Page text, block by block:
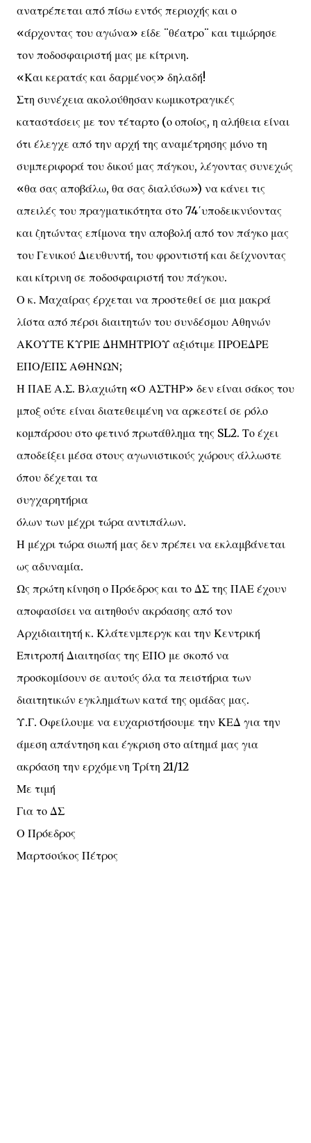
ανατρέπεται από πίσω εντός περιοχής και ο
«άρχοντας του αγώνα» είδε ¨θέατρο¨ και τιμώρησε
τον ποδοσφαιριστή μας με κίτρινη.
«Και κερατάς και δαρμένος» δηλαδή!
Στη συνέχεια ακολούθησαν κωμικοτραγικές
καταστάσεις με τον τέταρτο (ο οποίος, η αλήθεια είναι
ότι έλεγχε από την αρχή της αναμέτρησης μόνο τη
συμπεριφορά του δικού μας πάγκου, λέγοντας συνεχώς
«θα σας αποβάλω, θα σας διαλύσω») να κάνει τις
απειλές του πραγματικότητα στο 74΄υποδεικνύοντας
και ζητώντας επίμονα την αποβολή από τον πάγκο μας
του Γενικού Διευθυντή, του φροντιστή και δείχνοντας
και κίτρινη σε ποδοσφαιριστή του πάγκου.
Ο κ. Μαχαίρας έρχεται να προστεθεί σε μια μακρά
λίστα από πέρσι διαιτητών του συνδέσμου Αθηνών
ΑΚΟΥΤΕ ΚΥΡΙΕ ΔΗΜΗΤΡΙΟΥ αξιότιμε ΠΡΟΕΔΡΕ
ΕΠΟ/ΕΠΣ ΑΘΗΝΩΝ;
Η ΠΑΕ Α.Σ. Βλαχιώτη «Ο ΑΣΤΗΡ» δεν είναι σάκος του
μποξ ούτε είναι διατεθειμένη να αρκεστεί σε ρόλο
κομπάρσου στο φετινό πρωτάθλημα της SL2. Το έχει
αποδείξει μέσα στους αγωνιστικούς χώρους άλλωστε
όπου δέχεται τα
συγχαρητήρια
όλων των μέχρι τώρα αντιπάλων.
Η μέχρι τώρα σιωπή μας δεν πρέπει να εκλαμβάνεται
ως αδυναμία.
Ως πρώτη κίνηση ο Πρόεδρος και το ΔΣ της ΠΑΕ έχουν
αποφασίσει να αιτηθούν ακρόασης από τον
Αρχιδιαιτητή κ. Κλάτενμπεργκ και την Κεντρική
Επιτροπή Διαιτησίας της ΕΠΟ με σκοπό να
προσκομίσουν σε αυτούς όλα τα πειστήρια των
διαιτητικών εγκλημάτων κατά της ομάδας μας.
Υ.Γ. Οφείλουμε να ευχαριστήσουμε την ΚΕΔ για την
άμεση απάντηση και έγκριση στο αίτημά μας για
ακρόαση την ερχόμενη Τρίτη 21/12
Με τιμή
Για το ΔΣ
Ο Πρόεδρος
Μαρτσούκος Πέτρος